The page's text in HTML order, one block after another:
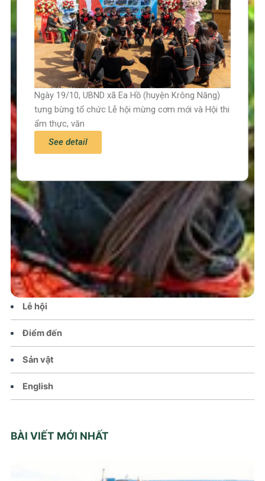
Trang chủ
Tin tức – Sự kiện
Chính sách
Văn hoá – Đời sống
Lễ hội
Điểm đến
Sản vật
English
BÀI VIẾT MỚI NHẤT
Ngày 19/10, UBND xã Ea Hồ (huyện Krông Năng)
tưng bừng tổ chức Lễ hội mừng cơm mới và Hội thi
ẩm thực, văn
See detail